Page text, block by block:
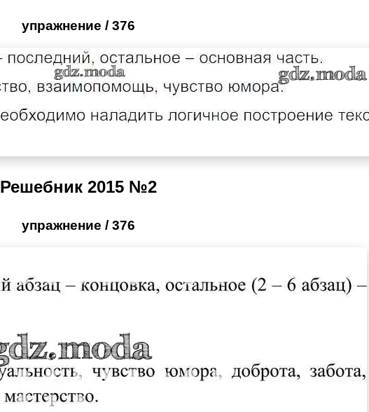
упражнение / 376
Решебник 2015 №2
упражнение / 376